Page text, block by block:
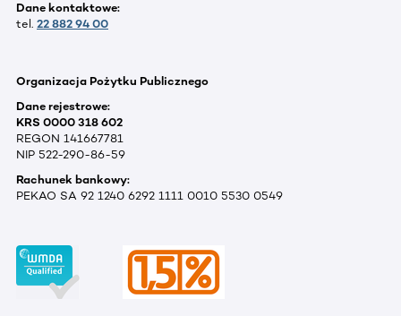
Dane kontaktowe:
tel. 22 882 94 00
Organizacja Pożytku Publicznego
Dane rejestrowe:
KRS 0000 318 602
REGON 141667781
NIP 522-290-86-59
Rachunek bankowy:
PEKAO SA 92 1240 6292 1111 0010 5530 0549